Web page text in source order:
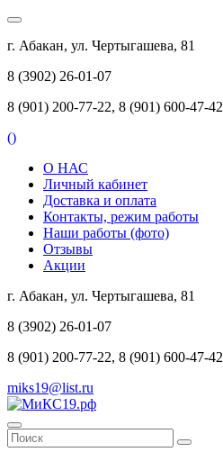
г. Абакан, ул. Чертыгашева, 81
8 (3902) 26-01-07
8 (901) 200-77-22, 8 (901) 600-47-42
()
О НАС
Личный кабинет
Доставка и оплата
Контакты, режим работы
Наши работы (фото)
Отзывы
Акции
г. Абакан, ул. Чертыгашева, 81
8 (3902) 26-01-07
8 (901) 200-77-22, 8 (901) 600-47-42
miks19@list.ru